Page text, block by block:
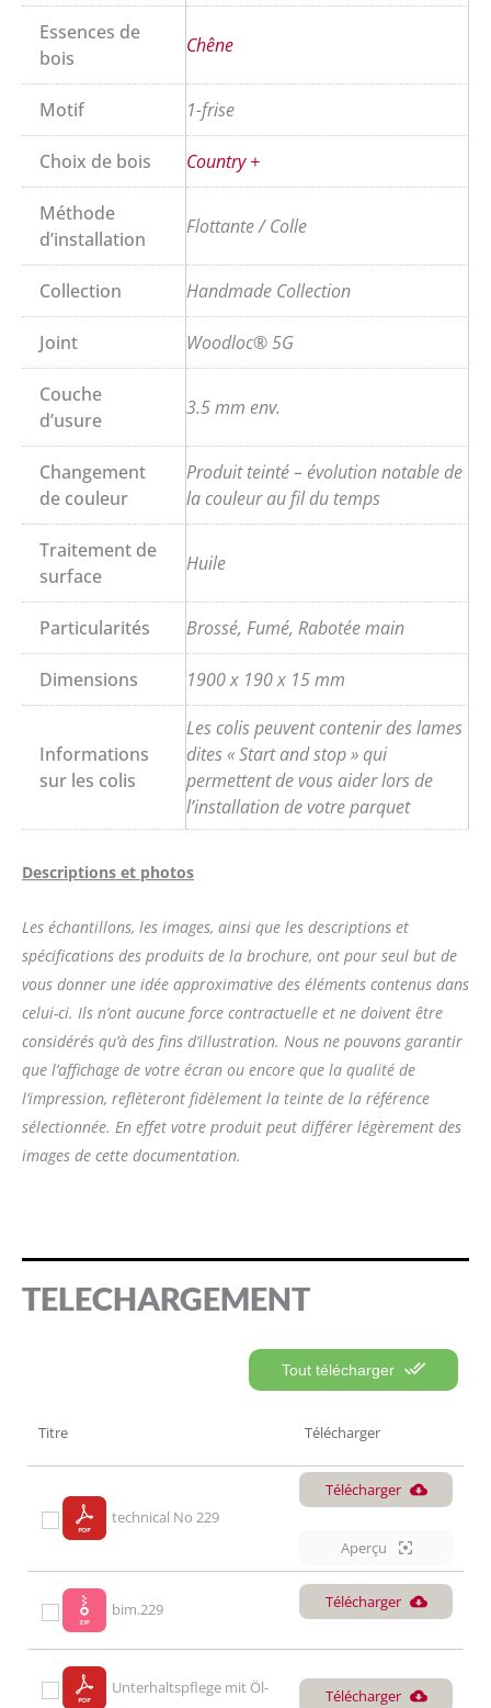
Essences de
bois
Chêne
Motif 1-frise
Choix de bois Country +
Méthode
d’installation
Flottante / Colle
Collection Handmade Collection
Joint Woodloc® 5G
Couche
d’usure
3.5 mm env.
Changement
de couleur
Produit teinté – évolution notable de
la couleur au fil du temps
Traitement de
surface
Huile
Particularités Brossé, Fumé, Rabotée main
Dimensions 1900 x 190 x 15 mm
Informations
sur les colis
Les colis peuvent contenir des lames
dites « Start and stop » qui
permettent de vous aider lors de
l’installation de votre parquet
Descriptions et photos
Les échantillons, les images, ainsi que les descriptions et
spécifications des produits de la brochure, ont pour seul but de
vous donner une idée approximative des éléments contenus dans
celui-ci. Ils n’ont aucune force contractuelle et ne doivent être
considérés qu’à des fins d’illustration. Nous ne pouvons garantir
que l’affichage de votre écran ou encore que la qualité de
l’impression, reflèteront fidèlement la teinte de la référence
sélectionnée. En effet votre produit peut différer légèrement des
images de cette documentation.
TELECHARGEMENT
Tout télécharger
Titre Télécharger
technical No 229
Télécharger
Aperçu
bim.229 Télécharger
Unterhaltspflege mit Öl- Télécharger